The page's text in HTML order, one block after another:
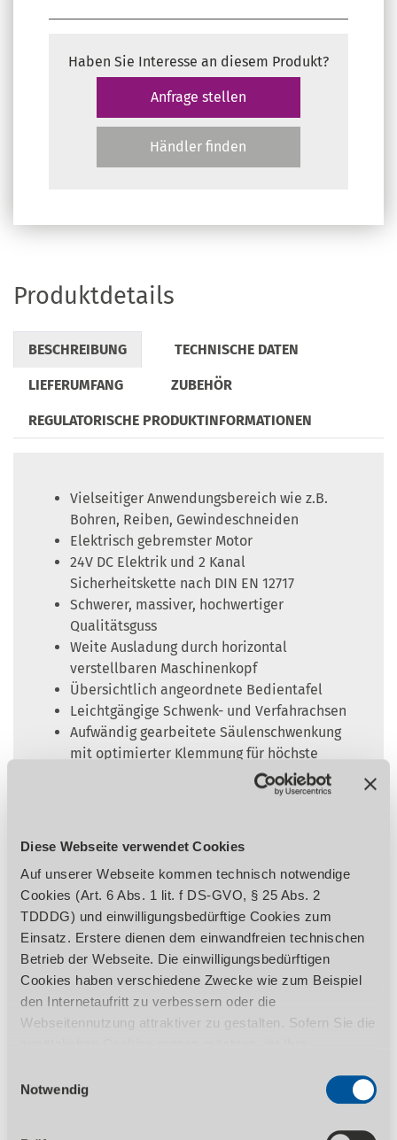
Diese Webseite verwendet Cookies
Auf unserer Webseite kommen technisch notwendige
Cookies (Art. 6 Abs. 1 lit. f DS-GVO, § 25 Abs. 2
TDDDG) und einwilligungsbedürftige Cookies zum
Einsatz. Erstere dienen dem einwandfreien technischen
Betrieb der Webseite. Die einwilligungsbedürftigen
Cookies haben verschiedene Zwecke wie zum Beispiel
den Internetaufritt zu verbessern oder die
Webseitennutzung attraktiver zu gestalten. Sofern Sie die
1 TDDDG erforderlich. Ihre erteilte Einwilligung können
Sie jederzeit durch Aufruf des Consent-Banners mit
Wirkung für die Zukunft widerrufen. Nähere Informationen
Notwendig
Haben Sie Interesse an diesem Produkt?
Anfrage stellen
Händler finden
Produktdetails
BESCHREIBUNG TECHNISCHE DATEN
LIEFERUMFANG ZUBEHÖR
REGULATORISCHE PRODUKTINFORMATIONEN
Vielseitiger Anwendungsbereich wie z.B.
Bohren, Reiben, Gewindeschneiden
Elektrisch gebremster Motor
24V DC Elektrik und 2 Kanal
Sicherheitskette nach DIN EN 12717
Schwerer, massiver, hochwertiger
Qualitätsguss
Weite Ausladung durch horizontal
verstellbaren Maschinenkopf
Übersichtlich angeordnete Bedientafel
Leichtgängige Schwenk- und Verfahrachsen
Aufwändig gearbeitete Säulenschwenkung
mit optimierter Klemmung für höchste
Stabilität mit minimaler Klemmversatz
Höhenverstellung des Auslegers erfolgt
Hubspindel
Im Ölbad laufendes Getriebe des
Bohrkopfes
Ausleger-Führungsbahnen gehärtet und
präzisionsgeschliffen
Getriebezahnräder aus Chrom-Nickel-
Stahl, gehärtet und präzisionsgeschliffen,
dadurch geräuscharmer und gleichmäßiger
oder separat geklemmt bzw. gelöst werden